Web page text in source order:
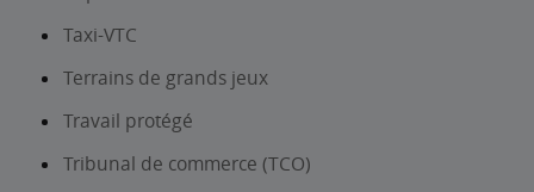
Taxi-VTC
Terrains de grands jeux
Travail protégé
Tribunal de commerce (TCO)